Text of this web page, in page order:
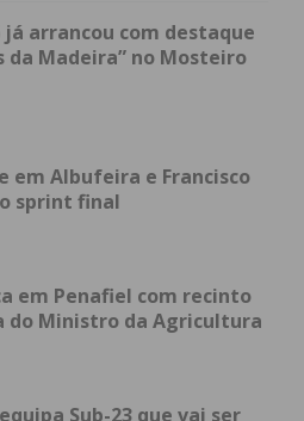
por e-mail e
regular a informação
arrancou com destaque
da Madeira” no Mosteiro
em Albufeira e Francisco
sprint final
em Penafiel com recinto
do Ministro da Agricultura
Sub-23 que vai ser